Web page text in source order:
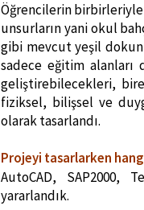
Öğrencilerin birbirleriyle
unsurların yani okul
gibi mevcut yeşil
sadece eğitim alanları
geliştirebilecekleri,
fiziksel, bilişsel ve
olarak tasarlandı.
Projeyi tasarlarken
AutoCAD, SAP2000,
yararlandık.